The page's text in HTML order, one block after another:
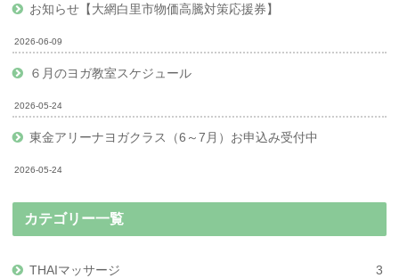
お知らせ【大網白里市物価高騰対策応援券】
2026-06-09
６月のヨガ教室スケジュール
2026-05-24
東金アリーナヨガクラス（6～7月）お申込み受付中
2026-05-24
カテゴリー一覧
THAIマッサージ 3